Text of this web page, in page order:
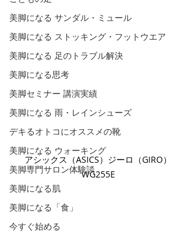
美脚になる サンダル・ミュール
美脚になる ストッキング・フットウエア
美脚になる 足のトラブル解決
美脚になる思考
美脚セミナー 講演実績
美脚になる 雨・レインシューズ
デキるオトコにオススメの靴
美脚になる ウォーキング
美脚専門サロン体験談
美脚になる肌
美脚になる「食」
今すぐ始める
アシックス（ASICS）ジーロ（GIRO）
WG255E